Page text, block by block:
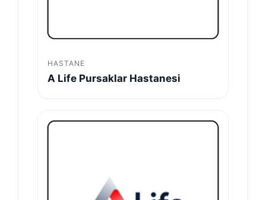
HASTANE
A Life Pursaklar Hastanesi